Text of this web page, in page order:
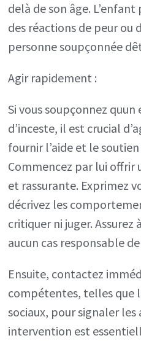
delà de son âge.
des réactions de peur ou
personne soupçonnée
Agir rapidement :
Si vous soupçonnez
d’inceste, il est crucial
fournir l’aide et le
Commencez par lui
et rassurante. Exprimez
décrivez les
critiquer ni juger. Assurez
aucun cas responsable
Ensuite, contactez
compétentes, telles que
sociaux, pour signaler les
intervention est